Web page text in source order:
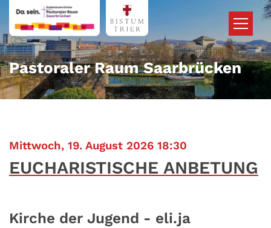
Zum Inhalt springen
Pastoraler Raum Saarbrücken
Mittwoch, 19. August 2026 18:30
EUCHARISTISCHE ANBETUNG
Kirche der Jugend - eli.ja